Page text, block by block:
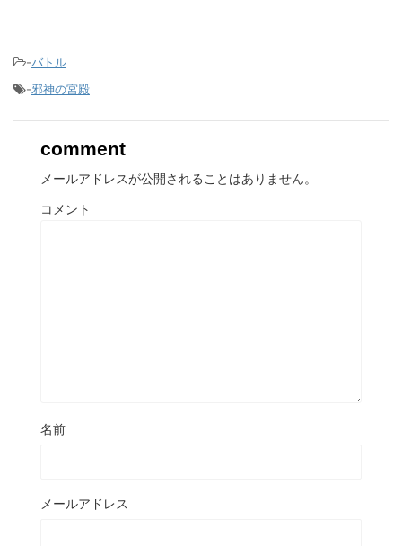
-バトル
-邪神の宮殿
comment
メールアドレスが公開されることはありません。
コメント
名前
メールアドレス